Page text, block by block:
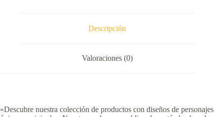
Descripción
Valoraciones (0)
«Descubre nuestra colección de productos con diseños de personajes